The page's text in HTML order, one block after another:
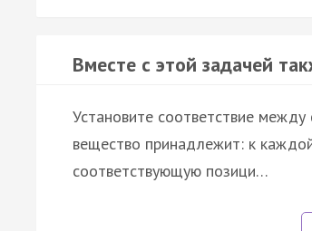
Вместе с этой задачей
Установите соответствие
вещество принадлежит: к
соответствующую позици…